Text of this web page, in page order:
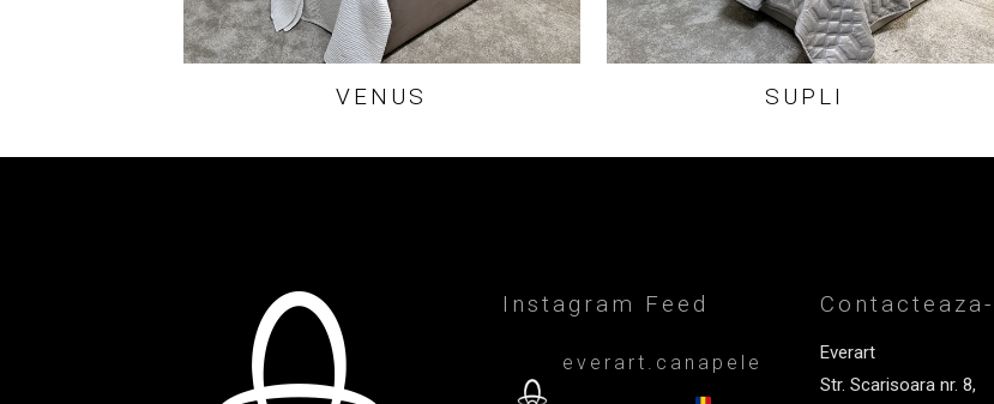
VENUS SUPLI
Instagram Feed
everart.canapele
Contacteaza-
Everart
Str. Scarisoara nr. 8,